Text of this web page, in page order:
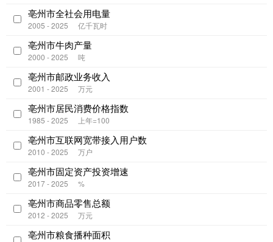
亳州市全社会用电量
2005 - 2025 亿千瓦时
亳州市牛肉产量
2000 - 2025 吨
亳州市邮政业务收入
2001 - 2025 万元
亳州市居民消费价格指数
1985 - 2025 上年=100
亳州市互联网宽带接入用户数
2010 - 2025 万户
亳州市固定资产投资增速
2017 - 2025 %
亳州市商品零售总额
2012 - 2025 万元
亳州市粮食播种面积